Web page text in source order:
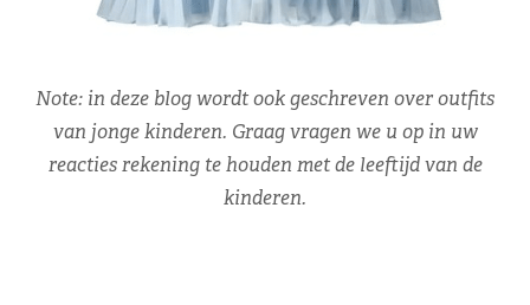
Note: in deze blog wordt ook geschreven over outfits
van jonge kinderen. Graag vragen we u op in uw
reacties rekening te houden met de leeftijd van de
kinderen.